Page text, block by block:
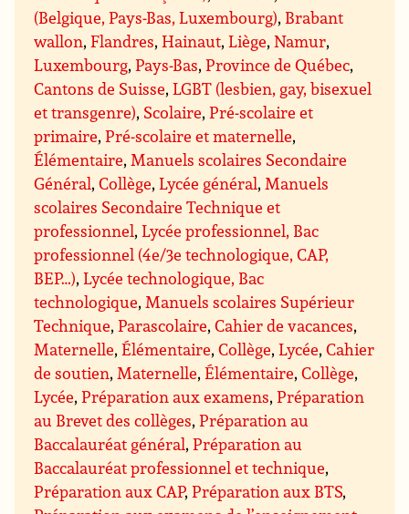
(Belgique, Pays-Bas, Luxembourg), Brabant
wallon,Flandres,Hainaut,Liège,Namur,
Luxembourg,Pays-Bas,Province de Québec,
Cantons de Suisse,LGBT (lesbien, gay, bisexuel
et transgenre), Scolaire,Pré-scolaire et
primaire,Pré-scolaire et maternelle,
Élémentaire, Manuels scolaires Secondaire
Général,Collège,Lycée général, Manuels
scolaires Secondaire Technique et
professionnel,Lycée professionnel, Bac
professionnel (4e/3e technologique, CAP,
BEP…),Lycée technologique, Bac
technologique, Manuels scolaires Supérieur
Technique,Parascolaire,Cahier de vacances,
Maternelle,Élémentaire,Collège,Lycée,Cahier
de soutien, Maternelle,Élémentaire,Collège,
Lycée,Préparation aux examens,Préparation
au Brevet des collèges,Préparation au
Baccalauréat général,Préparation au
Baccalauréat professionnel et technique,
Préparation aux CAP,Préparation aux BTS,